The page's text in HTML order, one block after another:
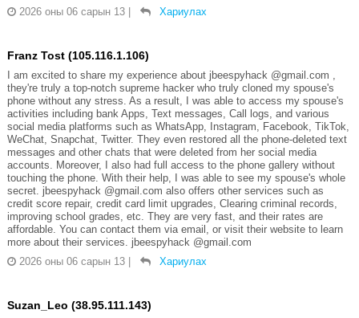
2026 оны 06 сарын 13
Хариулах
Franz Tost (105.116.1.106)
I am excited to share my experience about jbeespyhack @gmail.com ,
they're truly a top-notch supreme hacker who truly cloned my spouse's
phone without any stress. As a result, I was able to access my spouse's
activities including bank Apps, Text messages, Call logs, and various
social media platforms such as WhatsApp, Instagram, Facebook, TikTok,
WeChat, Snapchat, Twitter. They even restored all the phone-deleted text
messages and other chats that were deleted from her social media
accounts. Moreover, I also had full access to the phone gallery without
touching the phone. With their help, I was able to see my spouse's whole
secret. jbeespyhack @gmail.com also offers other services such as
credit score repair, credit card limit upgrades, Clearing criminal records,
improving school grades, etc. They are very fast, and their rates are
affordable. You can contact them via email, or visit their website to learn
more about their services. jbeespyhack @gmail.com
2026 оны 06 сарын 13
Хариулах
Suzan_Leo (38.95.111.143)